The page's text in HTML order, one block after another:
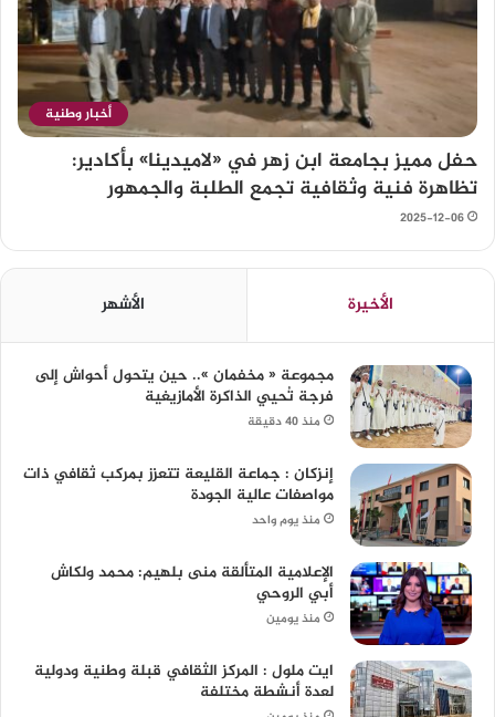
أخبار وطنية
حفل مميز بجامعة ابن زهر في «لاميدينا» بأكادير:
تظاهرة فنية وثقافية تجمع الطلبة والجمهور
2025-12-06
الأخيرة الأشهر
مجموعة « مخفمان ».. حين يتحول أحواش إلى
فرجة تُحيي الذاكرة الأمازيغية
منذ 40 دقيقة
إنزكان : جماعة القليعة تتعزز بمركب ثقافي ذات
مواصفات عالية الجودة
منذ يوم واحد
الإعلامية المتألقة منى بلهيم: محمد ولكاش
أبي الروحي
منذ يومين
ايت ملول : المركز الثقافي قبلة وطنية ودولية
لعدة أنشطة مختلفة